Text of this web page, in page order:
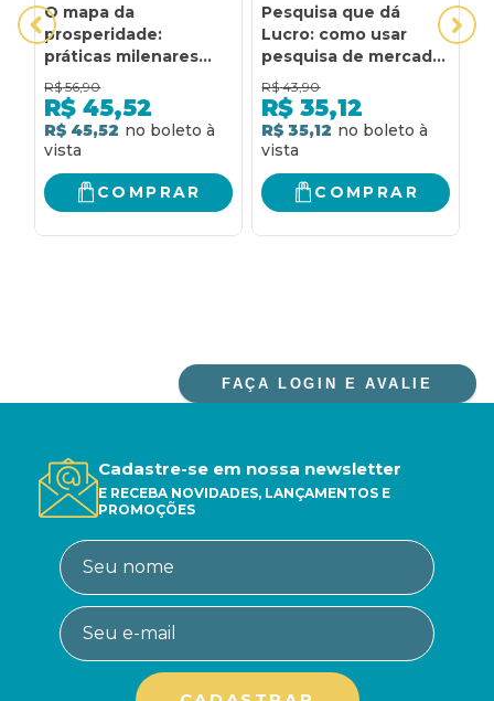
O mapa da
prosperidade:
práticas milenares
para vencer seus
medos, alcançar seus
objetivos e realizar
seus sonhos
R$ 56,90
R$ 45,52
R$ 45,52
COMPRAR
Pesquisa que dá
Lucro: como usar
pesquisa de mercado
para aumentar as
vendas e fidelizar
clientes, elevando
seus lucros
R$ 43,90
R$ 35,12
R$ 35,12
COMPRAR
FAÇA LOGIN E AVALIE
Cadastre-se em nossa newsletter
E RECEBA NOVIDADES, LANÇAMENTOS E
PROMOÇÕES